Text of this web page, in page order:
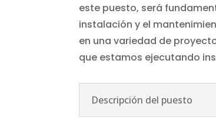
este puesto, será
instalación y el
en una variedad de
que estamos ejecutando
Descripción del puesto